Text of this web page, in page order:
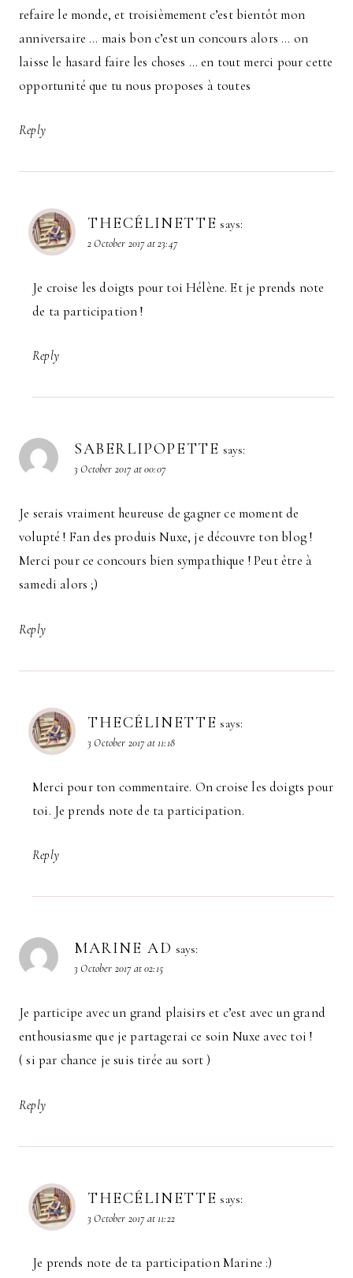
refaire le monde, et troisièmement c’est bientôt mon
anniversaire … mais bon c’est un concours alors … on
laisse le hasard faire les choses … en tout merci pour cette
opportunité que tu nous proposes à toutes
Reply
THECÉLINETTE says:
2 October 2017 at 23:47
Je croise les doigts pour toi Hélène. Et je prends note
de ta participation !
Reply
SABERLIPOPETTE says:
3 October 2017 at 00:07
Je serais vraiment heureuse de gagner ce moment de
volupté ! Fan des produis Nuxe, je découvre ton blog !
Merci pour ce concours bien sympathique ! Peut être à
samedi alors ;)
Reply
THECÉLINETTE says:
3 October 2017 at 11:18
Merci pour ton commentaire. On croise les doigts pour
toi. Je prends note de ta participation.
Reply
MARINE AD says:
3 October 2017 at 02:15
Je participe avec un grand plaisirs et c’est avec un grand
enthousiasme que je partagerai ce soin Nuxe avec toi !
( si par chance je suis tirée au sort )
Reply
THECÉLINETTE says:
3 October 2017 at 11:22
Je prends note de ta participation Marine :)